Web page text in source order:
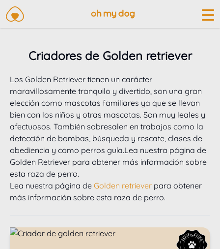
Criadores de Golden retriever
Los Golden Retriever tienen un carácter
maravillosamente tranquilo y divertido, son una gran
elección como mascotas familiares ya que se llevan
bien con los niños y otras mascotas. Son muy leales y
afectuosos. También sobresalen en trabajos como la
detección de bombas, búsqueda y rescate, clases de
obediencia y como perros guía.Lea nuestra página de
Golden Retriever para obtener más información sobre
esta raza de perro.
Lea nuestra página de Golden retriever para obtener
más información sobre esta raza de perro.